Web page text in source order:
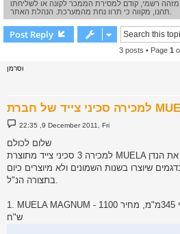
Post Reply
3 posts • Page 1
וסרמן
P
o
t
22:35 ,9 December 2011, Fri
שלום לכולם
למכירה 3 סכיני צייד מתוצרת MUELA הספרדית, כל הסכינים כוללים את הנדן
שיוצרו בשנות השמונים ולא מיוצרים כיום
בתצורה הנ"ל.
1. MUELA MAGNUM - אורך להב 225מ"מ, אורך כללי 345מ"מ, מחיר 1100
ש"ח